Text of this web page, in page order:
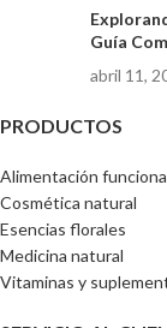
Guía
abril 11,
PRODUCTOS
Alimentación
Cosmética natural
Esencias florales
Medicina natural
Vitaminas y